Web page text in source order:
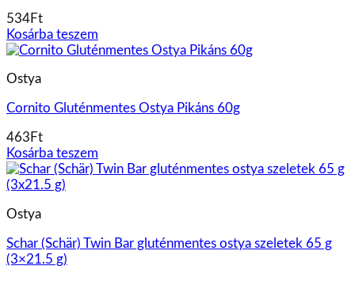
534Ft
Kosárba teszem
Ostya
Cornito Gluténmentes Ostya Pikáns 60g
463 Ft
Kosárba teszem
Ostya
Schar (Schär) Twin Bar gluténmentes ostya szeletek 65 g
(3×21.5 g)